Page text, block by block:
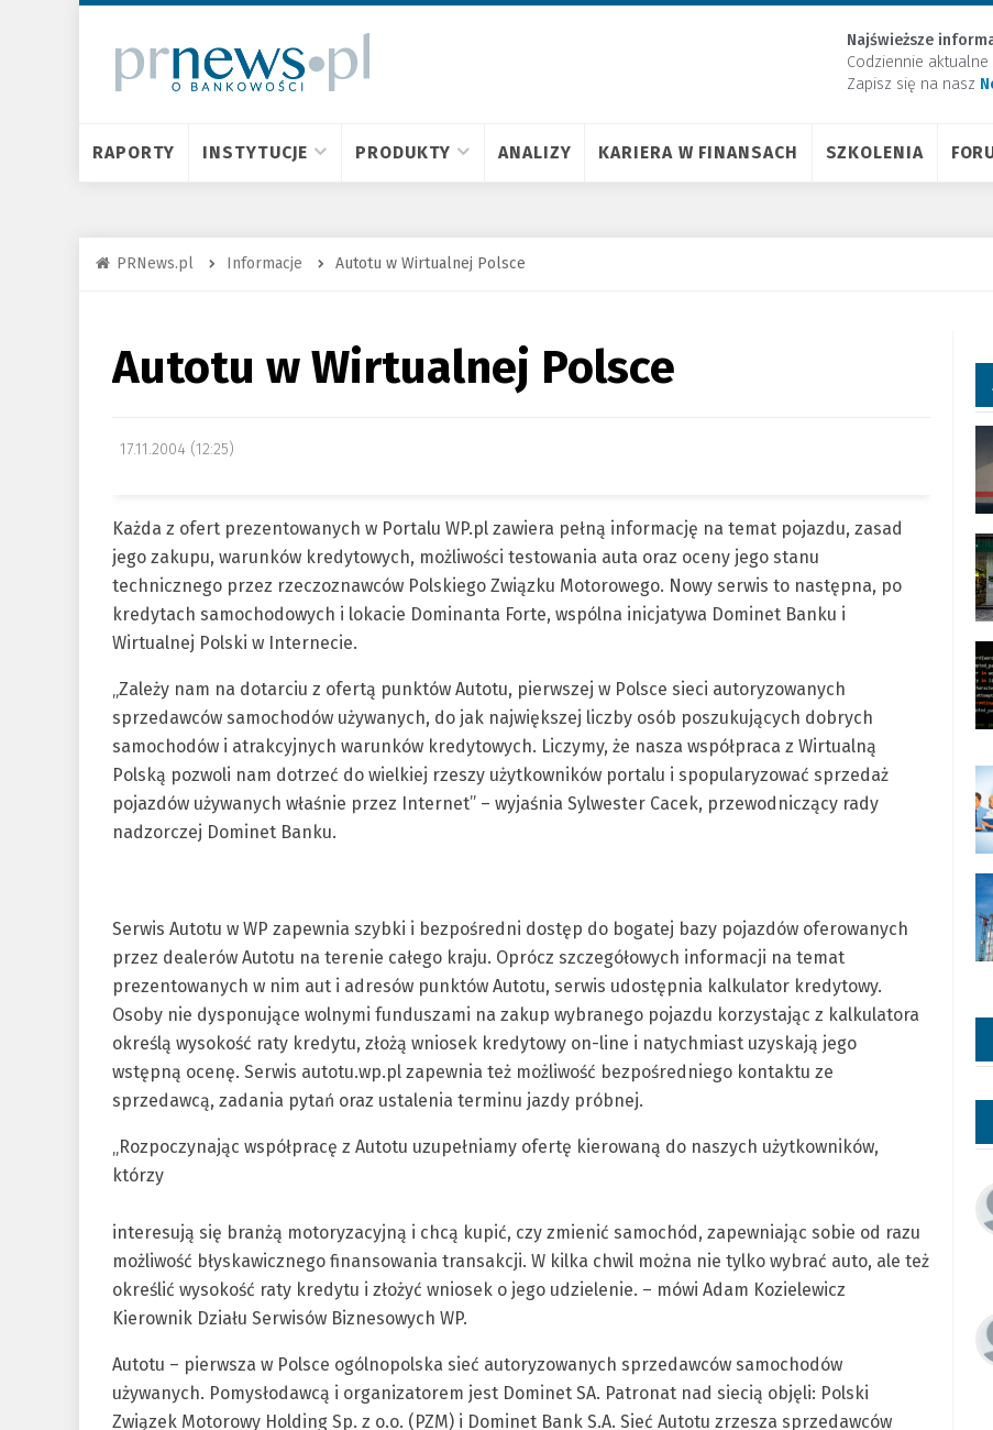
Najświeższe
Codziennie
Zapisz się na nasz
RAPORTY INSTYTUCJE PRODUKTY ANALIZY KARIERA W FINANSACH SZKOLENIA
PRNews.pl Informacje Autotu w Wirtualnej Polsce
Autotu w Wirtualnej Polsce
17.11.2004 (12:25)
Każda z ofert prezentowanych w Portalu WP.pl zawiera pełną informację na temat pojazdu, zasad
jego zakupu, warunków kredytowych, możliwości testowania auta oraz oceny jego stanu
technicznego przez rzeczoznawców Polskiego Związku Motorowego. Nowy serwis to następna, po
kredytach samochodowych i lokacie Dominanta Forte, wspólna inicjatywa Dominet Banku i
Wirtualnej Polski w Internecie.
„Zależy nam na dotarciu z ofertą punktów Autotu, pierwszej w Polsce sieci autoryzowanych
sprzedawców samochodów używanych, do jak największej liczby osób poszukujących dobrych
samochodów i atrakcyjnych warunków kredytowych. Liczymy, że nasza współpraca z Wirtualną
Polską pozwoli nam dotrzeć do wielkiej rzeszy użytkowników portalu i spopularyzować sprzedaż
pojazdów używanych właśnie przez Internet” – wyjaśnia Sylwester Cacek, przewodniczący rady
nadzorczej Dominet Banku.
Serwis Autotu w WP zapewnia szybki i bezpośredni dostęp do bogatej bazy pojazdów oferowanych
przez dealerów Autotu na terenie całego kraju. Oprócz szczegółowych informacji na temat
prezentowanych w nim aut i adresów punktów Autotu, serwis udostępnia kalkulator kredytowy.
Osoby nie dysponujące wolnymi funduszami na zakup wybranego pojazdu korzystając z kalkulatora
określą wysokość raty kredytu, złożą wniosek kredytowy on-line i natychmiast uzyskają jego
wstępną ocenę. Serwis autotu.wp.pl zapewnia też możliwość bezpośredniego kontaktu ze
sprzedawcą, zadania pytań oraz ustalenia terminu jazdy próbnej.
„Rozpoczynając współpracę z Autotu uzupełniamy ofertę kierowaną do naszych użytkowników,
którzy
interesują się branżą motoryzacyjną i chcą kupić, czy zmienić samochód, zapewniając sobie od razu
możliwość błyskawicznego finansowania transakcji. W kilka chwil można nie tylko wybrać auto, ale też
określić wysokość raty kredytu i złożyć wniosek o jego udzielenie. – mówi Adam Kozielewicz
Kierownik Działu Serwisów Biznesowych WP.
Autotu – pierwsza w Polsce ogólnopolska sieć autoryzowanych sprzedawców samochodów
używanych. Pomysłodawcą i organizatorem jest Dominet SA. Patronat nad siecią objęli: Polski
Związek Motorowy Holding Sp. z o.o. (PZM) i Dominet Bank S.A. Sieć Autotu zrzesza sprzedawców